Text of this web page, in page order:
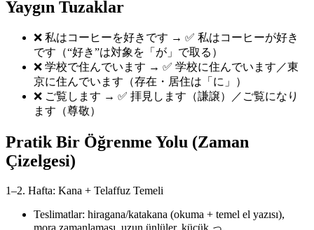
Yaygın Tuzaklar
❌ 私はコーヒーを好きです → ✅ 私はコーヒーが好き
です（“好き”は対象を「が」で取る）
❌ 学校で住んでいます → ✅ 学校に住んでいます／東
京に住んでいます（存在・居住は「に」）
❌ ご覧します → ✅ 拝見します（謙譲）／ご覧になり
ます（尊敬）
Pratik Bir Öğrenme Yolu (Zaman
Çizelgesi)
1–2. Hafta: Kana + Telaffuz Temeli
Teslimatlar: hiragana/katakana (okuma + temel el yazısı),
mora zamanlaması, uzun ünlüler, küçük っ.